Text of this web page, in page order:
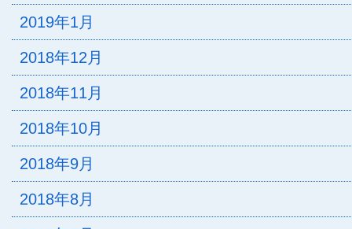
2019年1月
2018年12月
2018年11月
2018年10月
2018年9月
2018年8月